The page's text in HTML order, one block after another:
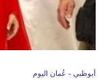
أبوظبي - عُمان اليوم